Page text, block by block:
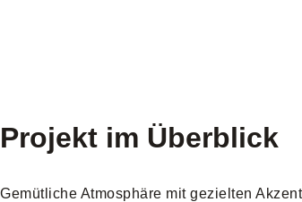
Projekt im Überblick
Gemütliche Atmosphäre mit gezielten